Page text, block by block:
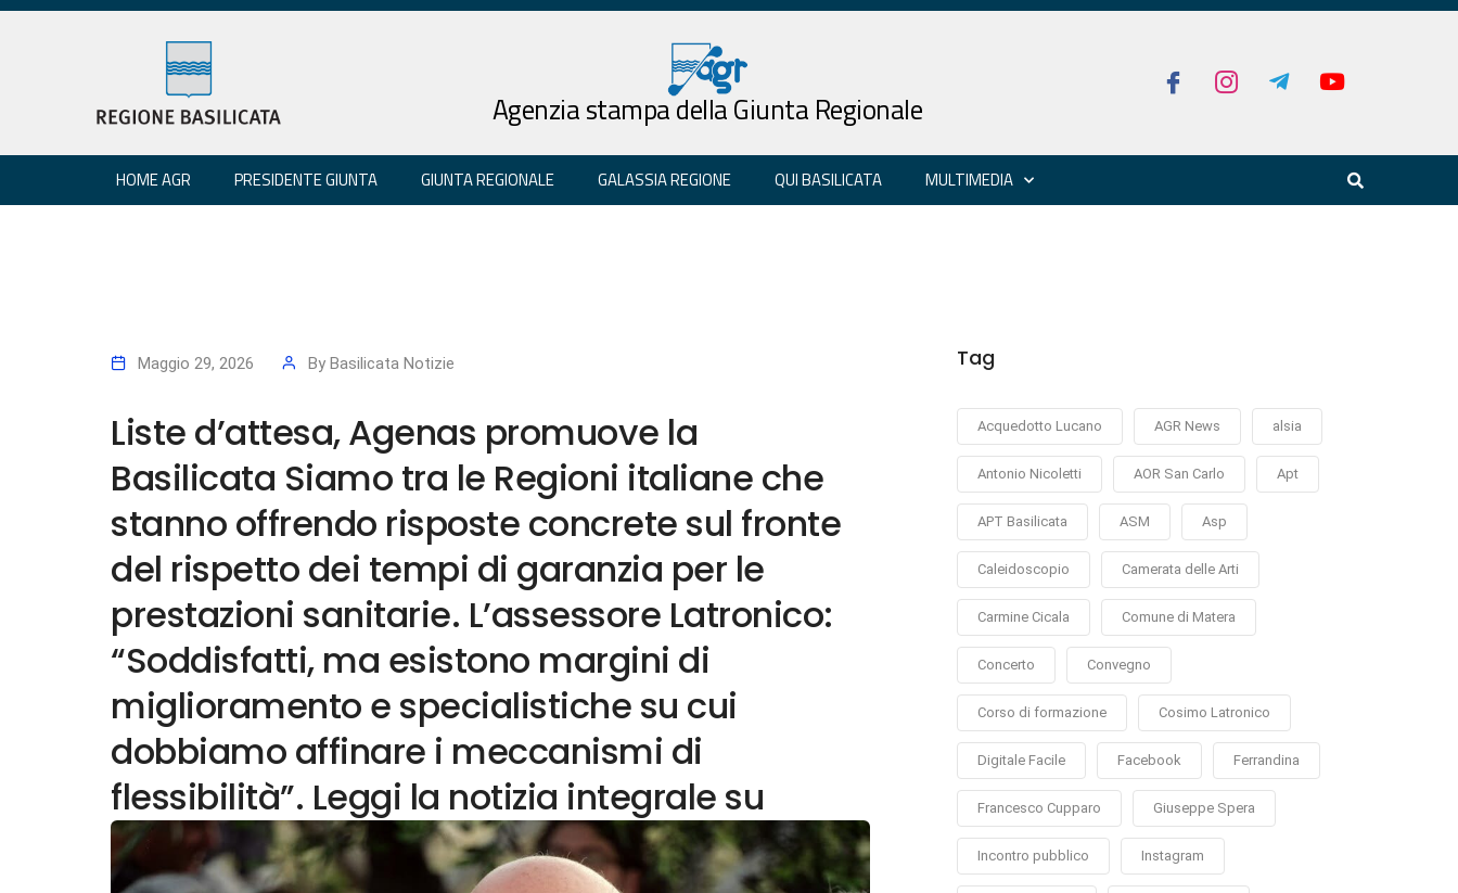
Agenzia stampa della Giunta Regionale
HOME AGR PRESIDENTE GIUNTA GIUNTA REGIONALE GALASSIA REGIONE QUI BASILICATA MULTIMEDIA
Maggio 29, 2026 By Basilicata Notizie
Liste d’attesa, Agenas promuove la
Basilicata Siamo tra le Regioni italiane che
stanno offrendo risposte concrete sul fronte
del rispetto dei tempi di garanzia per le
prestazioni sanitarie. L’assessore Latronico:
“Soddisfatti, ma esistono margini di
miglioramento e specialistiche su cui
dobbiamo affinare i meccanismi di
flessibilità”. Leggi la notizia integrale su
Tag
Acquedotto Lucano AGR News alsia
Antonio Nicoletti AOR San Carlo Apt
APT Basilicata ASM Asp
Caleidoscopio Camerata delle Arti
Carmine Cicala Comune di Matera
Concerto Convegno
Corso di formazione Cosimo Latronico
Digitale Facile Facebook Ferrandina
Francesco Cupparo Giuseppe Spera
Incontro pubblico Instagram